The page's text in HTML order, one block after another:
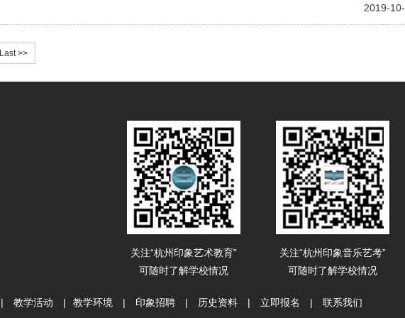
2019-
Last >>
关注“杭州印象艺术教育”
可随时了解学校情况
关注“杭州印象音乐艺考”
可随时了解学校情况
| 教学活动 | 教学环境 | 印象招聘 | 历史资料 | 立即报名 | 联系我们